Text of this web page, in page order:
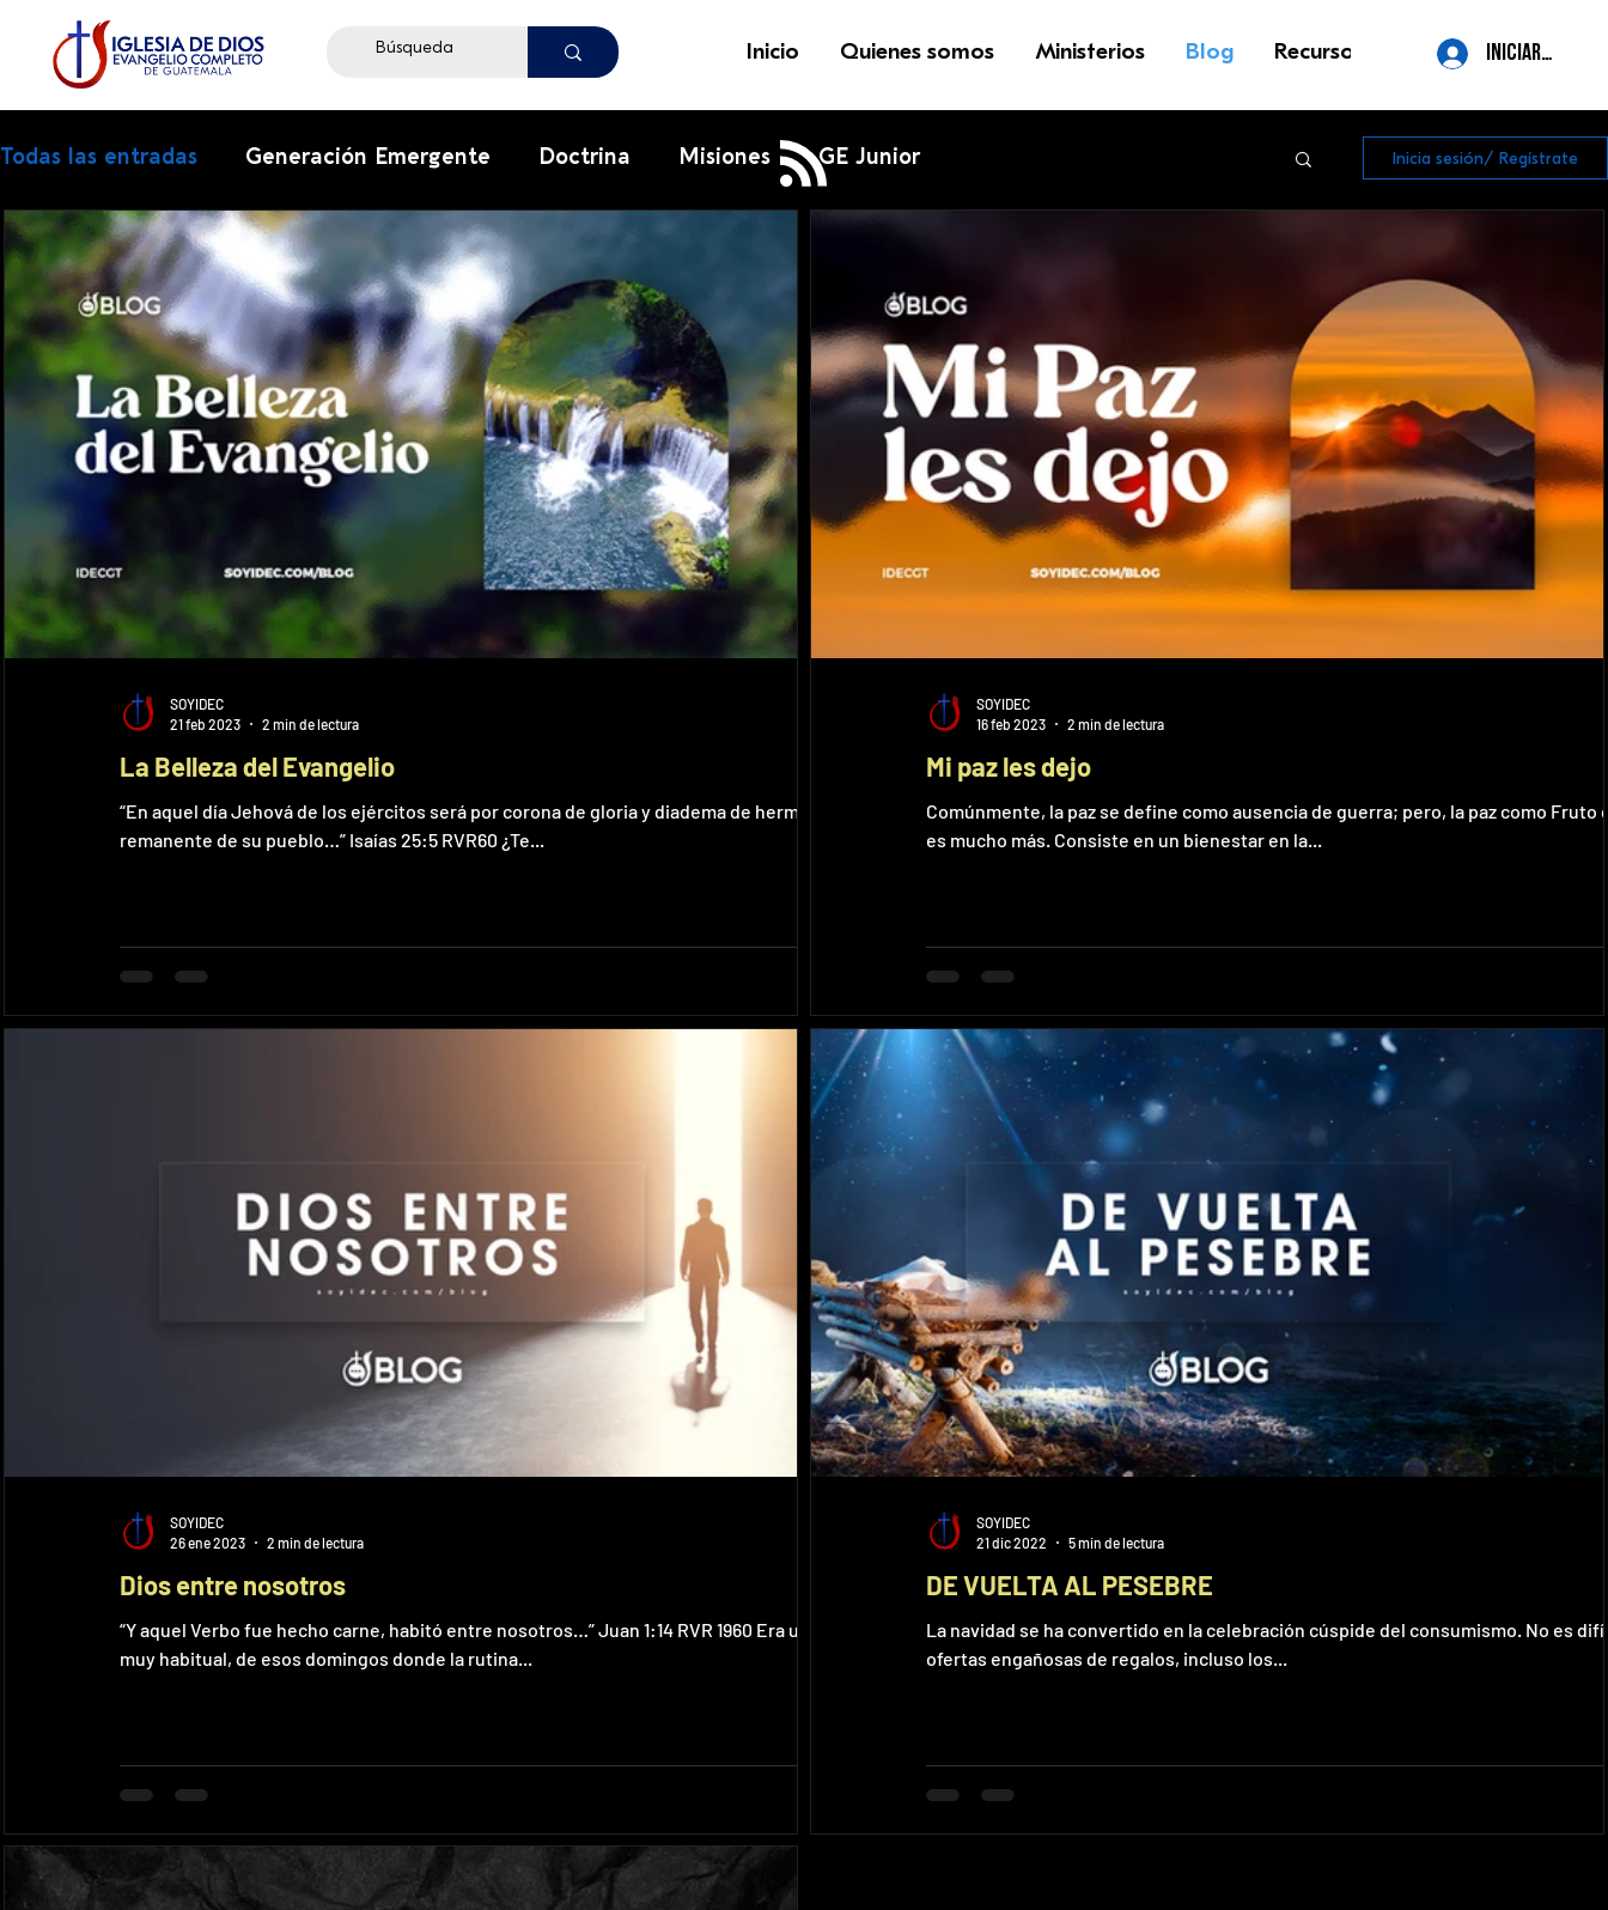
Inicio Quienes somos Ministerios Blog Recursos Contacto More
iniciar sesión
Todas las entradas Generación Emergente Doctrina Misiones GE Junior Inicia sesión/ Regístrate
La Belleza del Evangelio
“En aquel día Jehová de los ejércitos será por corona de gloria y diadema de hermosura al
remanente de su pueblo…” Isaías 25:5 RVR60 ¿Te...
SOYIDEC
21 feb 2023
2 min de lectura
Mi paz les dejo
Comúnmente, la paz se define como ausencia de guerra; pero, la paz como Fruto
es mucho más. Consiste en un bienestar en la...
SOYIDEC
16 feb 2023
2 min de lectura
Dios entre nosotros
“Y aquel Verbo fue hecho carne, habitó entre nosotros…” Juan 1:14 RVR 1960 Era un domingo
muy habitual, de esos domingos donde la rutina...
SOYIDEC
26 ene 2023
2 min de lectura
DE VUELTA AL PESEBRE
La navidad se ha convertido en la celebración cúspide del consumismo. No es
ofertas engañosas de regalos, incluso los...
SOYIDEC
21 dic 2022
5 min de lectura